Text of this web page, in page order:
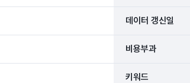
데이터 갱신일
비용부과
키워드